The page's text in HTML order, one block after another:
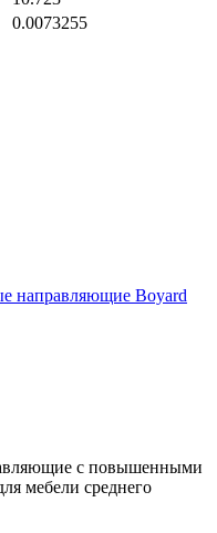
0.0073255
направляющие Boyard
c повышенными
мебели среднего